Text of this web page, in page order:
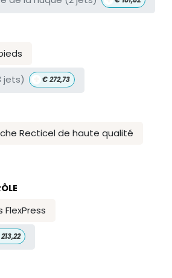
jets) €272,73
Recticel de haute qualité
213,22